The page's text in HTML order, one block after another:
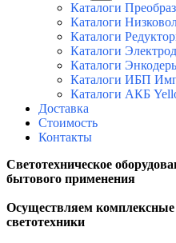
Каталоги
Каталоги
Каталоги
Каталоги
Каталоги
Каталоги ИБП
Каталоги АКБ
Доставка
Стоимость
Контакты
Светотехническое
бытового применения
Осуществляем комплексные
светотехники